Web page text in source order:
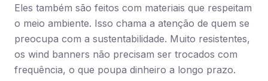
Eles também são feitos com materiais que respeitam
o meio ambiente. Isso chama a atenção de quem se
preocupa com a sustentabilidade. Muito resistentes,
os wind banners não precisam ser trocados com
frequência, o que poupa dinheiro a longo prazo.